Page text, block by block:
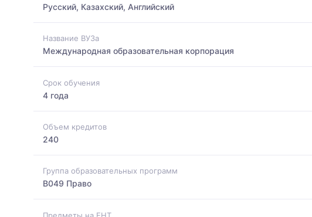
Русский, Казахский, Английский
Название ВУЗа
Международная образовательная корпорация
Срок обучения
4 года
Объем кредитов
240
Группа образовательных программ
B049 Право
Предметы на ЕНТ